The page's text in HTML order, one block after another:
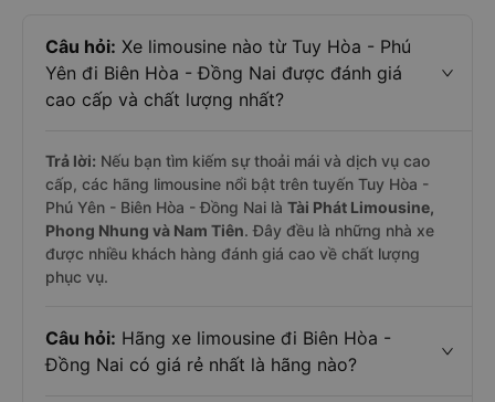
Câu hỏi: Xe limousine nào từ Tuy Hòa - Phú
Yên đi Biên Hòa - Đồng Nai được đánh giá
cao cấp và chất lượng nhất?
Trả lời: Nếu bạn tìm kiếm sự thoải mái và dịch vụ cao
cấp, các hãng limousine nổi bật trên tuyến Tuy Hòa -
Phú Yên - Biên Hòa - Đồng Nai là Tài Phát Limousine,
Phong Nhung và Nam Tiên. Đây đều là những nhà xe
được nhiều khách hàng đánh giá cao về chất lượng
phục vụ.
Câu hỏi: Hãng xe limousine đi Biên Hòa -
Đồng Nai có giá rẻ nhất là hãng nào?